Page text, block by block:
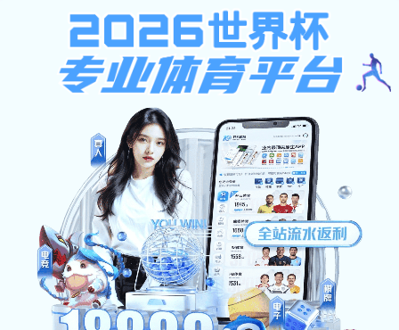
大发计划官方版下载,U体育直播